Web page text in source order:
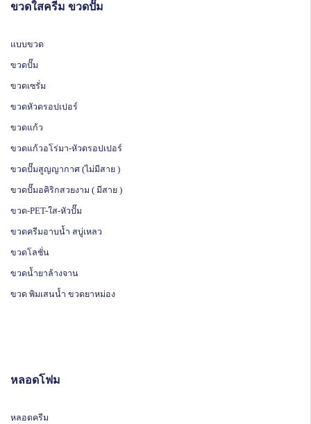
ขวดใสครีม ขวดปั๊ม
แบบขวด
ขวดปั๊ม
ขวดเซรั่ม
ขวดหัวดรอปเปอร์
ขวดแก้ว
ขวดแก้วอโร่มา-หัวดรอปเปอร์
ขวดปั๊มสูญญากาศ (ไม่มีสาย )
ขวดปั๊มอคิริกสวยงาม ( มีสาย )
ขวด-PET-ใส-หัวปั๊ม
ขวดครีมอาบน้ำ สบู่เหลว
ขวดโลชั่น
ขวดน้ำยาล้างจาน
ขวด พิมเสนน้ำ ขวดยาหม่อง
หลอดโฟม
หลอดครีม